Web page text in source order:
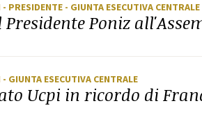
- PRESIDENTE - GIUNTA ESECUTIVA CENTRALE
Presidente Poniz
- GIUNTA ESECUTIVA CENTRALE
Ucpi in ricordo di